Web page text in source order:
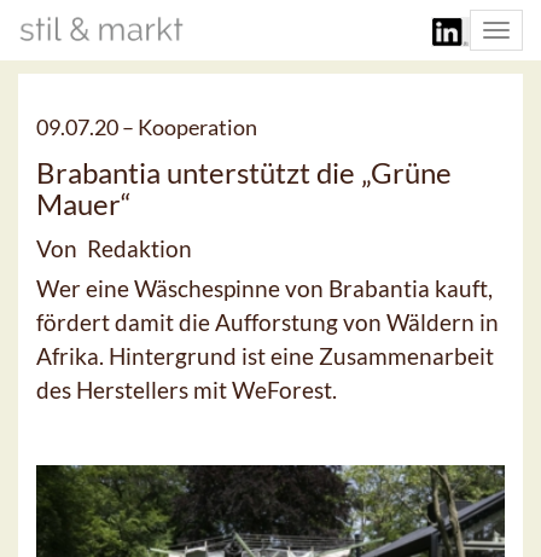
09.07.20 – Kooperation
Brabantia unterstützt die „Grüne
Mauer“
Von Redaktion
Wer eine Wäschespinne von Brabantia kauft,
fördert damit die Aufforstung von Wäldern in
Afrika. Hintergrund ist eine Zusammenarbeit
des Herstellers mit WeForest.